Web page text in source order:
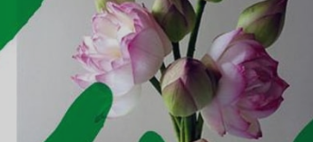
PERFUMES
–
ODE
AN
DAS